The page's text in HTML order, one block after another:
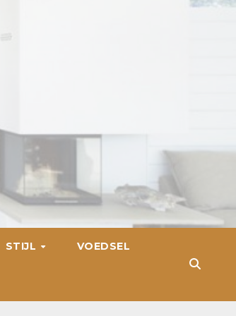
STIJL VOEDSEL